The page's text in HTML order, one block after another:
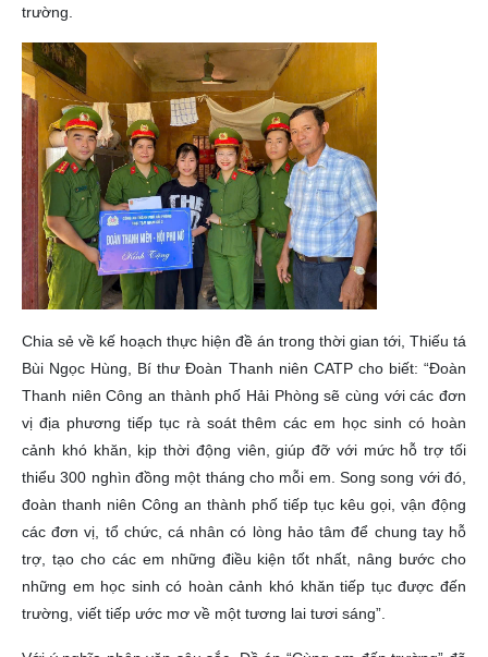
trường.
Chia sẻ về kế hoạch thực hiện đề án trong thời gian tới, Thiếu tá
Bùi Ngọc Hùng, Bí thư Đoàn Thanh niên CATP cho biết: “Đoàn
Thanh niên Công an thành phố Hải Phòng sẽ cùng với các đơn
vị địa phương tiếp tục rà soát thêm các em học sinh có hoàn
cảnh khó khăn, kịp thời động viên, giúp đỡ với mức hỗ trợ tối
thiểu 300 nghìn đồng một tháng cho mỗi em. Song song với đó,
đoàn thanh niên Công an thành phố tiếp tục kêu gọi, vận động
các đơn vị, tổ chức, cá nhân có lòng hảo tâm để chung tay hỗ
trợ, tạo cho các em những điều kiện tốt nhất, nâng bước cho
những em học sinh có hoàn cảnh khó khăn tiếp tục được đến
trường, viết tiếp ước mơ về một tương lai tươi sáng”.